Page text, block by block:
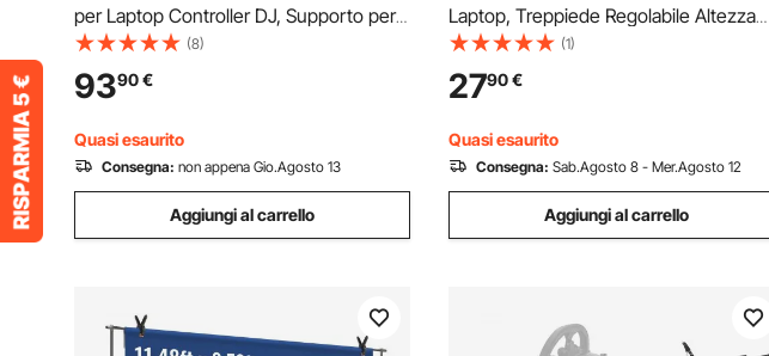
per Laptop Controller DJ, Supporto per
DJ Set, Altezza Regolabile, Supporto per
Tastiera Tavolo Pieghevole a Doppia X,
Supporto DJ 820-1095) x 465 mm
(8)
9390€
Quasi esaurito
Consegna: non appena Gio.Agosto 13
Aggiungi al carrello
Laptop, Treppiede Regolabile Altezza
685-1600 mm, Supporto per Treppiede
per Proiettore con Vassoio e Supporto a
Collo di Cigno, per Film all'Aperto, Casa,
Ufficio
(1)
2790€
Quasi esaurito
Consegna: Sab.Agosto 8 - Mer.Agosto 12
Aggiungi al carrello